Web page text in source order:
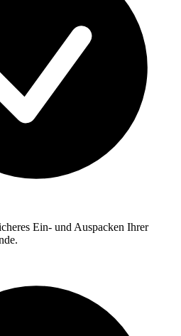
Ein- und Auspacken Ihrer